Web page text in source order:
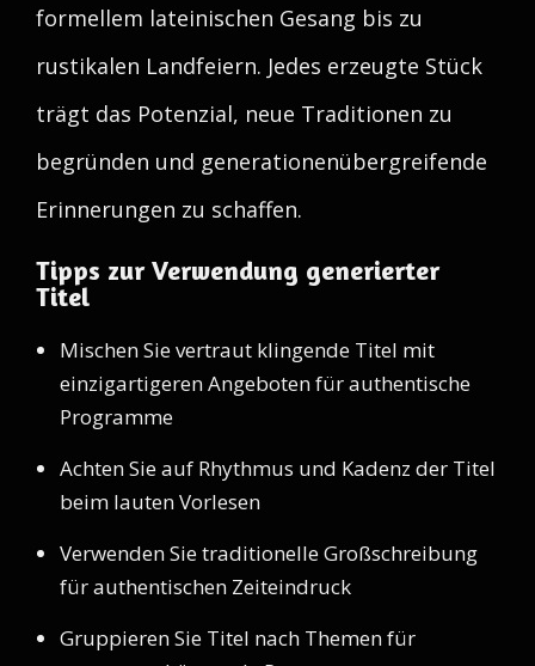
formellem lateinischen Gesang bis zu
rustikalen Landfeiern. Jedes erzeugte Stück
trägt das Potenzial, neue Traditionen zu
begründen und generationenübergreifende
Erinnerungen zu schaffen.
Tipps zur Verwendung generierter
Titel
Mischen Sie vertraut klingende Titel mit
einzigartigeren Angeboten für authentische
Programme
Achten Sie auf Rhythmus und Kadenz der Titel
beim lauten Vorlesen
Verwenden Sie traditionelle Großschreibung
für authentischen Zeiteindruck
Gruppieren Sie Titel nach Themen für